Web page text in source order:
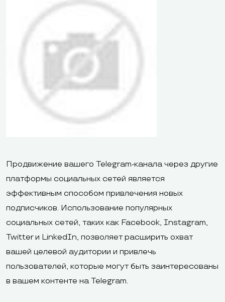
Продвижение вашего Telegram-канала через другие
платформы социальных сетей является
эффективным способом привлечения новых
подписчиков. Использование популярных
социальных сетей, таких как Facebook, Instagram,
Twitter и LinkedIn, позволяет расширить охват
вашей целевой аудитории и привлечь
пользователей, которые могут быть заинтересованы
в вашем контенте на Telegram.